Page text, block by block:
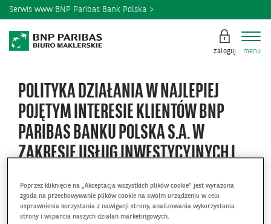
Serwis www BNP Paribas Bank Polska
zaloguj menu
POLITYKA DZIAŁANIA W NAJLEPIEJ
POJĘTYM INTERESIE KLIENTÓW BNP
PARIBAS BANKU POLSKA S.A. W
ZAKRESIE USŁUG INWESTYCYJNYCH I
Poprzez kliknięcie na „Akceptacja wszystkich plików cookie” jest wyrażona
zgoda na przechowywanie plików cookie na swoim urządzeniu w celu
usprawnienia korzystania z nawigacji strony, analizowania wykorzystania
strony i wsparcia naszych działań marketingowych.